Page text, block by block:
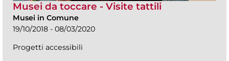
Musei da toccare - Visite tattili
Musei in Comune
19/10/2018 - 08/03/2020
Progetti accessibili